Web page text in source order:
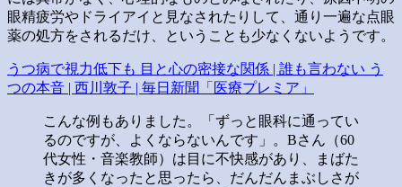
眼精疲労やドライアイと見なされたりして、通り一遍な点眼
薬の処方をされるだけ、ということも少なくないようです。
うつ病で視力低下も 目と心の密接な関係 | 誰も言わない う
つの本音 | 西川敦子 | 毎日新聞「医療プレミア」
こんな例もありました。「ずっと眼科に通ってい
るのですが、よくならないんです」。Bさん（60
代女性・音楽教師）は目に不快感があり、まばた
きが多くなったと思ったら、だんだんまぶしさが